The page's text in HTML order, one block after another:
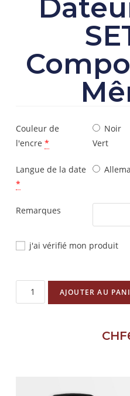
Couleur de
l'encre *
Noir
Vert
Langue de la date
*
Remarques
j'ai vérifié mon produit
AJOUTER AU
CHF